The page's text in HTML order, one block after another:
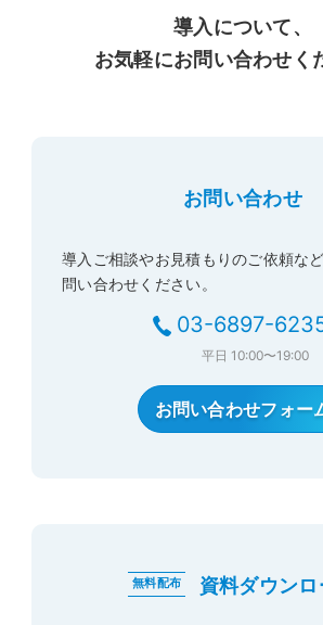
導入について、
お気軽にお問い合わせく
お問い合わせ
導入ご相談やお見積もりのご依頼な
問い合わせください。
03-6897-
平日 10:00〜19:00
お問い合わせフォー
無料配布 資料ダウンロ